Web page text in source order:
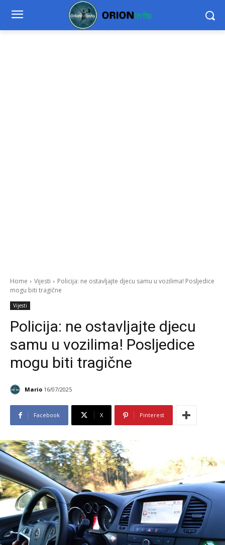
Home Vijesti
Policija: ne ostavljajte djecu samu u vozilima! Posljedice
mogu biti tragične
Vijesti
Policija: ne ostavljajte djecu
samu u vozilima! Posljedice
mogu biti tragične
Mario 16/07/2025
Facebook X Pinterest